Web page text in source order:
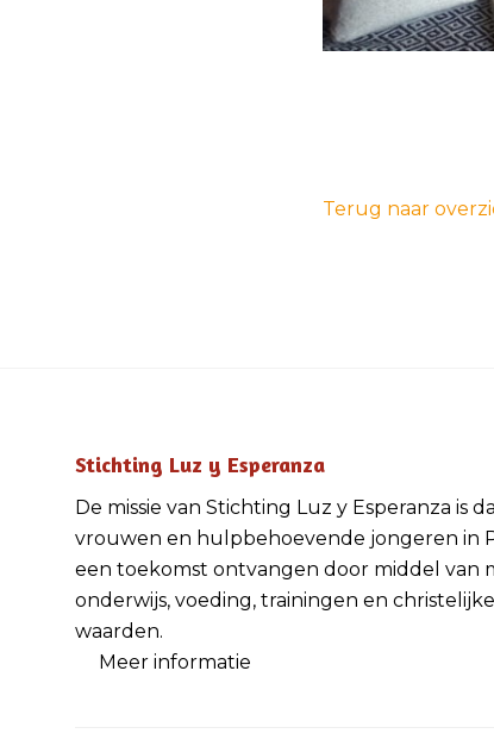
Terug naar
Stichting Luz y Esperanza
De missie van Stichting Luz y Esperanza is
vrouwen en hulpbehoevende jongeren in
een toekomst ontvangen door middel van
onderwijs, voeding, trainingen en
waarden.
Meer informatie